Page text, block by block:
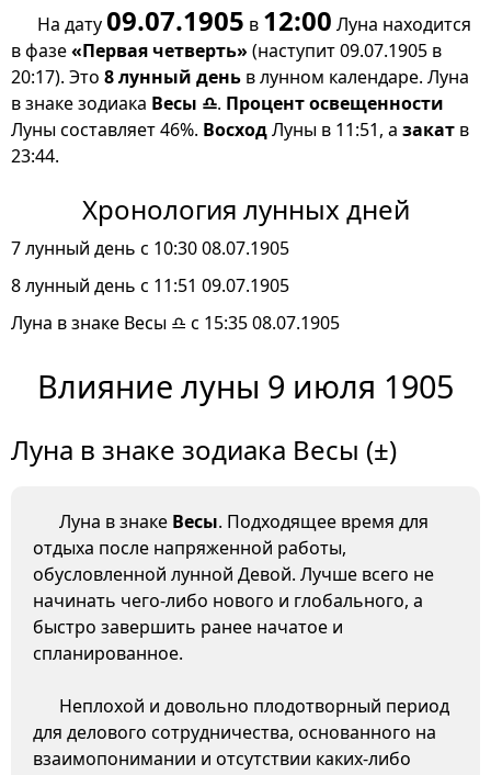
На дату09.07.1905 в 12:00 Луна находится
в фазе«Первая четверть»(наступит 09.07.1905 в
20:17). Это 8 лунный день в лунном календаре. Луна
в знаке зодиака Весы ♎. Процент освещенности
Луны составляет 46%. ВосходЛуны в 11:51, а закат в
23:44.
Хронология лунных дней
7 лунный день с 10:30 08.07.1905
8 лунный день с 11:51 09.07.1905
Луна в знаке Весы ♎ с 15:35 08.07.1905
Влияние луны 9 июля 1905
Луна в знаке зодиака Весы (±)
Луна в знаке Весы. Подходящее время для
отдыха после напряженной работы,
обусловленной лунной Девой. Лучше всего не
начинать чего-либо нового и глобального, а
быстро завершить ранее начатое и
спланированное.
Неплохой и довольно плодотворный период
для делового сотрудничества, основанного на
взаимопонимании и отсутствии каких-либо